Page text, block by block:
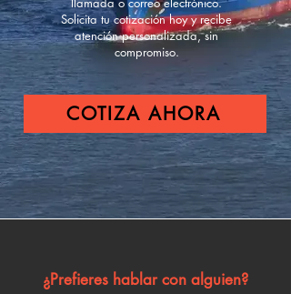
Solicita tu cotización hoy y recibe
atención personalizada, sin
compromiso.
COTIZA AHORA
¿Prefieres hablar con alguien?